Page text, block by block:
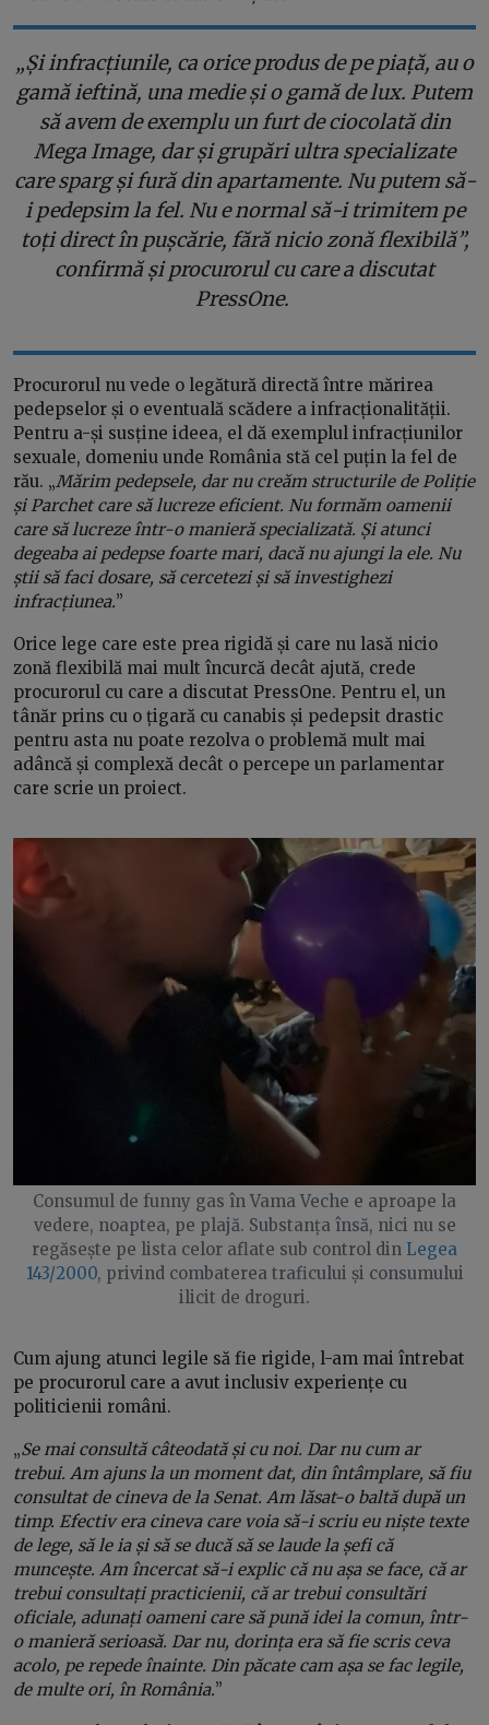
„Și infracțiunile, ca orice produs de pe piață, au o
gamă ieftină, una medie și o gamă de lux. Putem
să avem de exemplu un furt de ciocolată din
Mega Image, dar și grupări ultra specializate
care sparg și fură din apartamente. Nu putem să-
i pedepsim la fel. Nu e normal să-i trimitem pe
toți direct în pușcărie, fără nicio zonă flexibilă”,
confirmă și procurorul cu care a discutat
PressOne.
Procurorul nu vede o legătură directă între mărirea
pedepselor și o eventuală scădere a infracționalității.
Pentru a-și susține ideea, el dă exemplul infracțiunilor
sexuale, domeniu unde România stă cel puțin la fel de
rău. „Mărim pedepsele, dar nu creăm structurile de Poliție
și Parchet care să lucreze eficient. Nu formăm oamenii
care să lucreze într-o manieră specializată. Și atunci
degeaba ai pedepse foarte mari, dacă nu ajungi la ele. Nu
știi să faci dosare, să cercetezi și să investighezi
infracțiunea.”
Orice lege care este prea rigidă și care nu lasă nicio
zonă flexibilă mai mult încurcă decât ajută, crede
procurorul cu care a discutat PressOne. Pentru el, un
tânăr prins cu o țigară cu canabis și pedepsit drastic
pentru asta nu poate rezolva o problemă mult mai
adâncă și complexă decât o percepe un parlamentar
care scrie un proiect.
Consumul de funny gas în Vama Veche e aproape la
vedere, noaptea, pe plajă. Substanța însă, nici nu se
regăsește pe lista celor aflate sub control din Legea
143/2000, privind combaterea traficului și consumului
ilicit de droguri.
Cum ajung atunci legile să fie rigide, l-am mai întrebat
pe procurorul care a avut inclusiv experiențe cu
politicienii români.
„Se mai consultă câteodată și cu noi. Dar nu cum ar
trebui. Am ajuns la un moment dat, din întâmplare, să fiu
consultat de cineva de la Senat. Am lăsat-o baltă după un
timp. Efectiv era cineva care voia să-i scriu eu niște texte
de lege, să le ia și să se ducă să se laude la șefi că
muncește. Am încercat să-i explic că nu așa se face, că ar
trebui consultați practicienii, că ar trebui consultări
oficiale, adunați oameni care să pună idei la comun, într-
o manieră serioasă. Dar nu, dorința era să fie scris ceva
acolo, pe repede înainte. Din păcate cam așa se fac legile,
de multe ori, în România.”